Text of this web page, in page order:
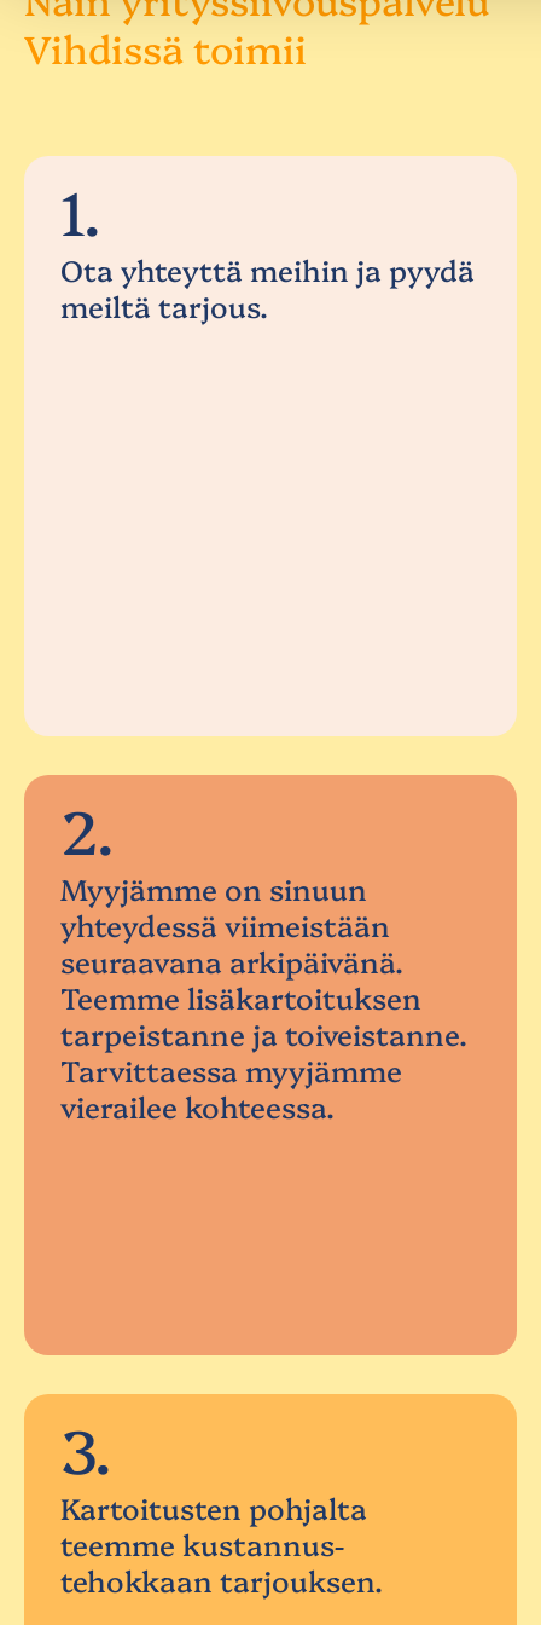
Vihdissä toimii
1.
Ota yhteyttä meihin ja pyydä
meiltä tarjous.
2.
Myyjämme on sinuun
yhteydessä viimeistään
seuraavana arkipäivänä.
Teemme lisäkartoituksen
tarpeistanne ja toiveistanne.
Tarvittaessa myyjämme
vierailee kohteessa.
3.
Kartoitusten pohjalta
teemme kustannus-
tehokkaan tarjouksen.